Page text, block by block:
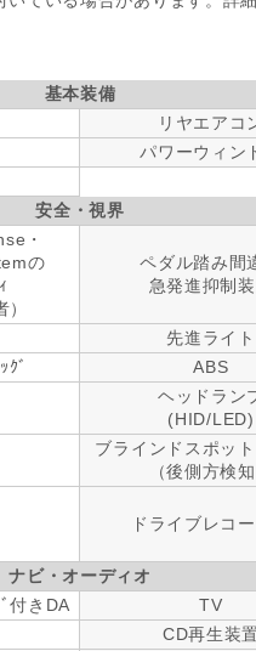
基本装備
リヤエアコ
パワーウィン
安全・視界
・
の
ペダル踏み間
急発進抑制
先進ライト
ｸﾞ ABS
ヘッドラン
(HID/LED)
ブラインドスポッ
（後側方検知
ドライブレコ
ナビ・オーディオ
付きDA TV
CD再生装置